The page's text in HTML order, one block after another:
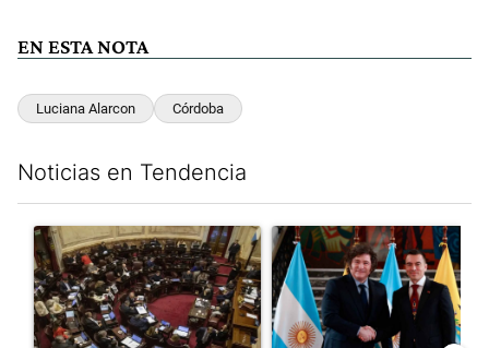
EN ESTA NOTA
Luciana Alarcon Córdoba
Noticias en Tendencia
Un artículo de tendencia con el título "El Senado dio media
Un artículo de tendencia con